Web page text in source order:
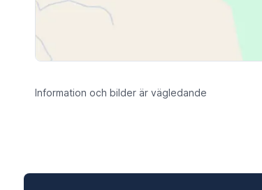
Information och bilder är vägledande